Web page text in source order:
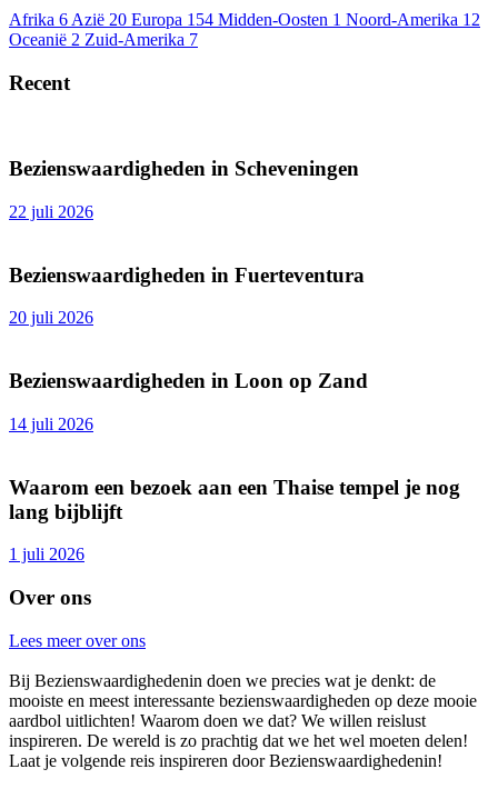
Afrika 6 Azië 20 Europa 154 Midden-Oosten 1 Noord-Amerika 12
Oceanië 2 Zuid-Amerika 7
Recent
Bezienswaardigheden in Scheveningen
22 juli 2026
Bezienswaardigheden in Fuerteventura
20 juli 2026
Bezienswaardigheden in Loon op Zand
14 juli 2026
Waarom een bezoek aan een Thaise tempel je nog
lang bijblijft
1 juli 2026
Over ons
Lees meer over ons
Bij Bezienswaardighedenin doen we precies wat je denkt: de
mooiste en meest interessante bezienswaardigheden op deze mooie
aardbol uitlichten! Waarom doen we dat? We willen reislust
inspireren. De wereld is zo prachtig dat we het wel moeten delen!
Laat je volgende reis inspireren door Bezienswaardighedenin!